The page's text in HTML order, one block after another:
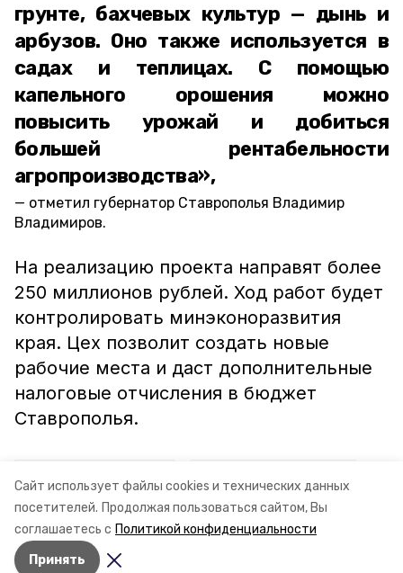
Сайт использует файлы cookies и технических данных
посетителей. Продолжая пользоваться сайтом, Вы
соглашаетесь с Политикой конфиденциальности
Принять
грунте, бахчевых культур — дынь и
арбузов. Оно также используется в
садах и теплицах. С помощью
капельного орошения можно
повысить урожай и добиться
большей рентабельности
агропроизводства»,
отметил губернатор Ставрополья Владимир
Владимиров.
На реализацию проекта направят более
250 миллионов рублей. Ход работ будет
контролировать минэконоразвития
края. Цех позволит создать новые
рабочие места и даст дополнительные
налоговые отчисления в бюджет
Ставрополья.
минэк ск
Авторы: Сталина Лесь-Нелина